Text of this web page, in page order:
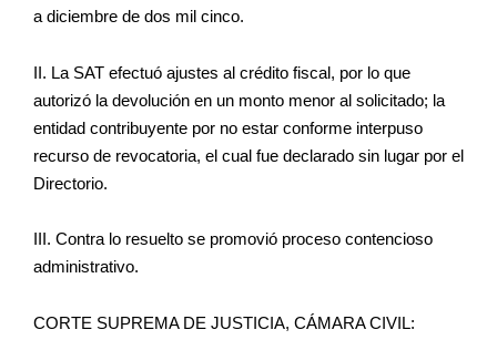
a diciembre de dos mil cinco.
II. La SAT efectuó ajustes al crédito fiscal, por lo que
autorizó la devolución en un monto menor al solicitado; la
entidad contribuyente por no estar conforme interpuso
recurso de revocatoria, el cual fue declarado sin lugar por el
Directorio.
III. Contra lo resuelto se promovió proceso contencioso
administrativo.
CORTE SUPREMA DE JUSTICIA, CÁMARA CIVIL: